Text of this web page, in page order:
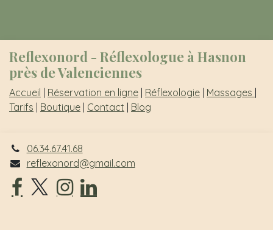
Reflexonord - Réflexologue à Hasnon
près de Valenciennes
Accueil | Réservation en ligne | Réflexologie | Massages |
Tarifs | Boutique | Contact | Blog
06.34.67.41.68
reflexonord@gmail.com